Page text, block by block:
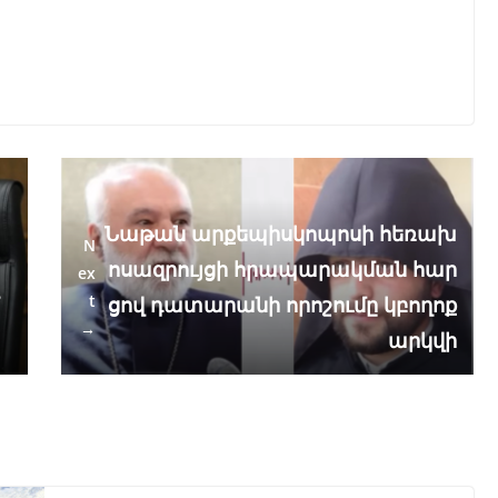
N
ex
t
→
Նաթան արքեպիսկոպոսի հեռախ
ոսազրույցի հրապարակման հար
ցով դատարանի որոշումը կբողոք
արկվի